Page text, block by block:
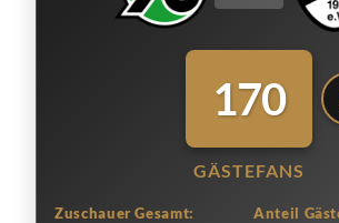
170
GÄSTEFANS
Zuschauer Gesamt:
Anteil